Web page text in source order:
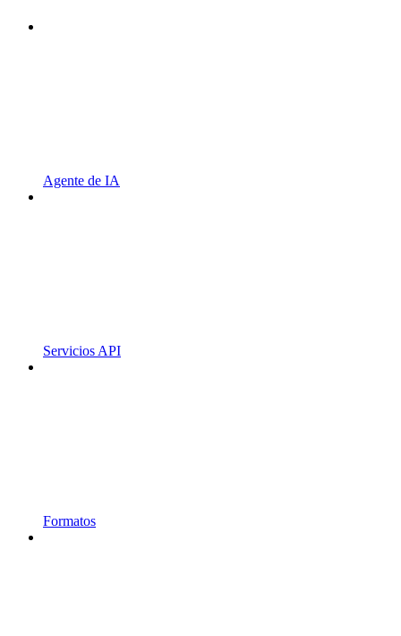
Agente de IA
Servicios API
Formatos